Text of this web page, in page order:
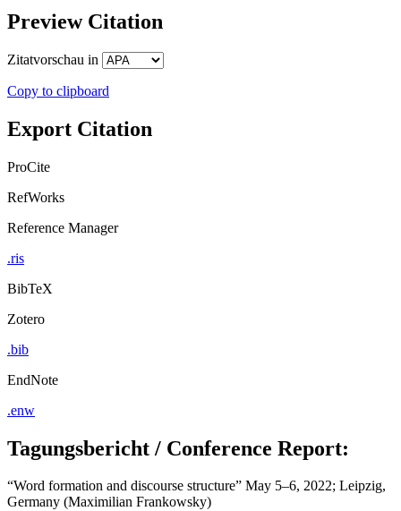
Preview Citation
Zitatvorschau in
Copy to clipboard
Export Citation
ProCite
RefWorks
Reference Manager
.ris
BibTeX
Zotero
.bib
EndNote
.enw
Tagungsbericht / Conference Report:
“Word formation and discourse structure” May 5–6, 2022; Leipzig,
Germany (Maximilian Frankowsky)